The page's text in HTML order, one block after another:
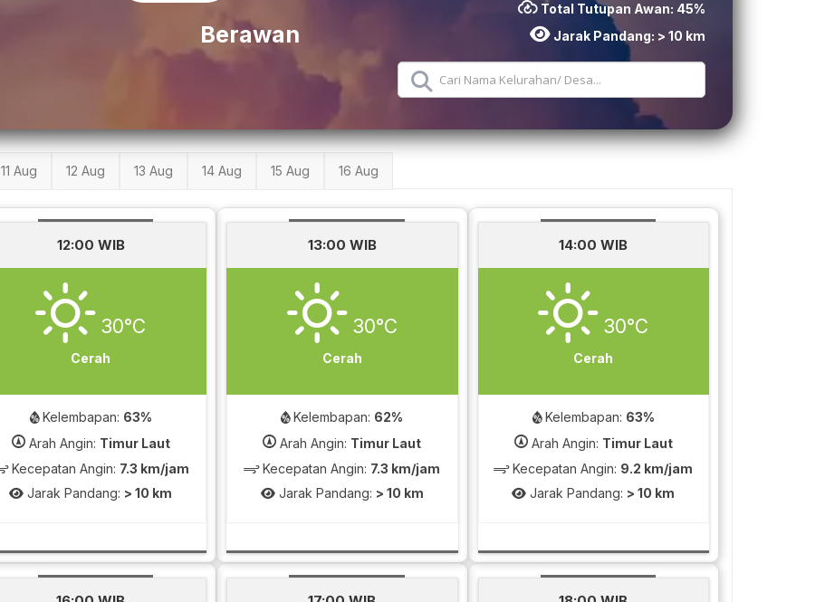
Berawan
Total Tutupan Awan: 45%
Jarak Pandang: > 10 km
11 Aug 12 Aug 13 Aug 14 Aug 15 Aug 16 Aug
12:00 WIB
30°C
Cerah
Kelembapan: 63%
Arah Angin: Timur Laut
Kecepatan Angin: 7.3 km/jam
Jarak Pandang: > 10 km
13:00 WIB
30°C
Cerah
Kelembapan: 62%
Arah Angin: Timur Laut
Kecepatan Angin: 7.3 km/jam
Jarak Pandang: > 10 km
14:00 WIB
30°C
Cerah
Kelembapan: 63%
Arah Angin: Timur Laut
Kecepatan Angin: 9.2 km/jam
Jarak Pandang: > 10 km